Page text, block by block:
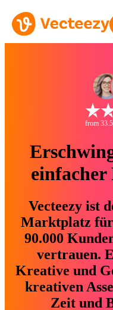
from
einfacher
Vecteezy ist
Marktplatz für
90.000
vertrauen.
Kreative und
kreativen
Zeit und